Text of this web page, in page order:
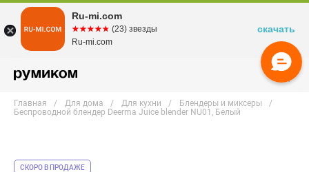
Главная Для дома Для кухни
Блендеры и миксеры
Беспроводной блендер Deerma Juice blender NU01, Белый
СКОРО В ПРОДАЖЕ
Ru-mi.com
☆☆☆☆☆
★★★★★ (23) звезды
Ru-mi.com
скачать